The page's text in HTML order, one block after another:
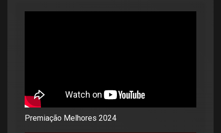
Premiação Melhores 2024